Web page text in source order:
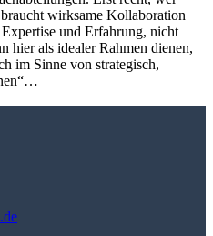
wirksame Kollaboration
und Erfahrung, nicht
hier als idealer Rahmen dienen,
im Sinne von strategisch,